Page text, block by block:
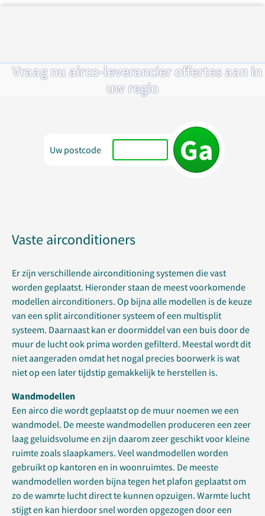
Vraag nu airco-leverancier offertes aan in
uw regio
Uw postcode
Vaste airconditioners
Er zijn verschillende airconditioning systemen die vast
worden geplaatst. Hieronder staan de meest voorkomende
modellen airconditioners. Op bijna alle modellen is de keuze
van een split airconditioner systeem of een multisplit
systeem. Daarnaast kan er doormiddel van een buis door de
muur de lucht ook prima worden gefilterd. Meestal wordt dit
niet aangeraden omdat het nogal precies boorwerk is wat
niet op een later tijdstip gemakkelijk te herstellen is.
Wandmodellen
Een airco die wordt geplaatst op de muur noemen we een
wandmodel. De meeste wandmodellen produceren een zeer
laag geluidsvolume en zijn daarom zeer geschikt voor kleine
ruimte zoals slaapkamers. Veel wandmodellen worden
gebruikt op kantoren en in woonruimtes. De meeste
wandmodellen worden bijna tegen het plafon geplaatst om
zo de wamrte lucht direct te kunnen opzuigen. Warmte lucht
stijgt en kan hierdoor snel worden opgezogen door een